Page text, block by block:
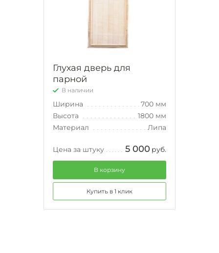
Глухая дверь для
парной
В наличии
Ширина
700 мм
Высота
1800 мм
Материал
Липа
Цена за штуку 5 000 руб.
В корзину
Купить в 1 клик